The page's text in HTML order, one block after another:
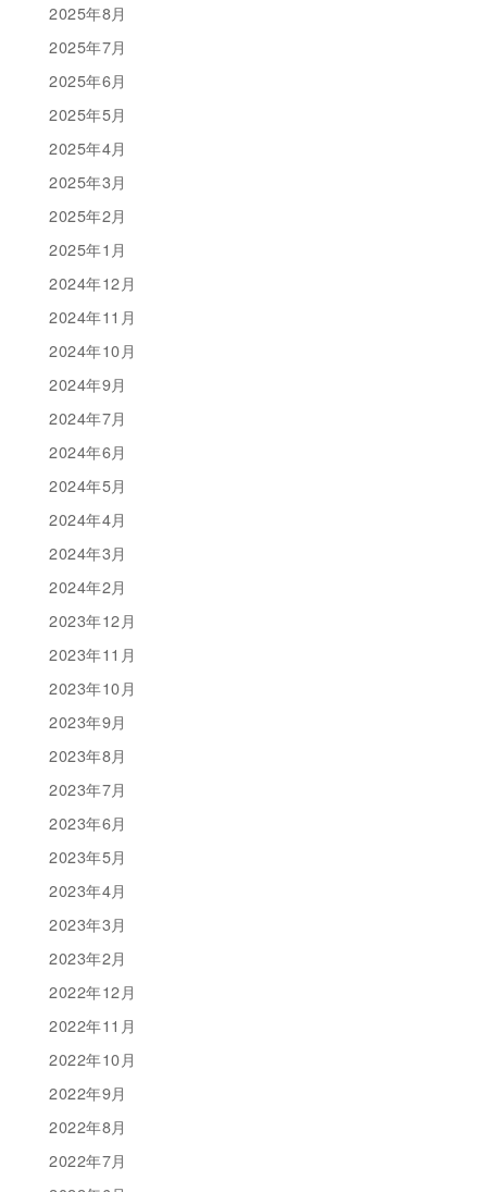
2025年8月
2025年7月
2025年6月
2025年5月
2025年4月
2025年3月
2025年2月
2025年1月
2024年12月
2024年11月
2024年10月
2024年9月
2024年7月
2024年6月
2024年5月
2024年4月
2024年3月
2024年2月
2023年12月
2023年11月
2023年10月
2023年9月
2023年8月
2023年7月
2023年6月
2023年5月
2023年4月
2023年3月
2023年2月
2022年12月
2022年11月
2022年10月
2022年9月
2022年8月
2022年7月